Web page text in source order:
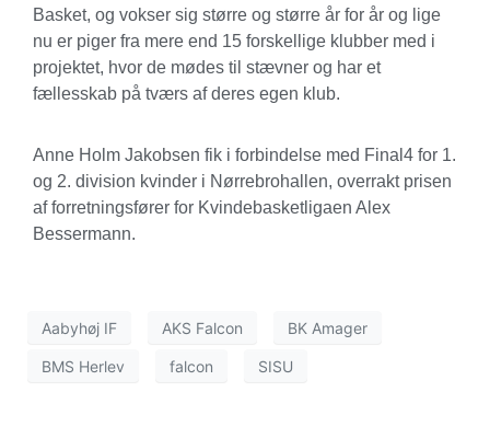
Basket, og vokser sig større og større år for år og lige
nu er piger fra mere end 15 forskellige klubber med i
projektet, hvor de mødes til stævner og har et
fællesskab på tværs af deres egen klub.
Anne Holm Jakobsen fik i forbindelse med Final4 for 1.
og 2. division kvinder i Nørrebrohallen, overrakt prisen
af forretningsfører for Kvindebasketligaen Alex
Bessermann.
Aabyhøj IF AKS Falcon BK Amager
BMS Herlev falcon SISU